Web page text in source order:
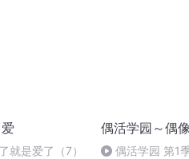
就是爱了（7）
偶活学园～偶
偶活学园 第1